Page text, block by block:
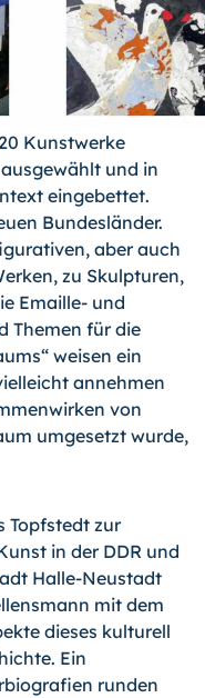
Kunstwerke
und in
eingebettet.
Bundesländer.
aber auch
zu Skulpturen,
Emaille- und
Themen für die
weisen ein
annehmen
von
umgesetzt wurde,
Topfstedt zur
in der DDR und
Halle-Neustadt
mit dem
dieses kulturell
Ein
runden